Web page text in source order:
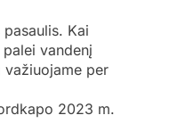
Kai
vandenį
per
2023 m.